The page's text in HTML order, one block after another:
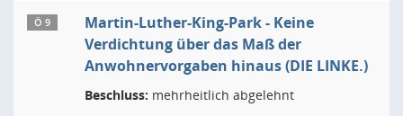
Ö 9
Martin-Luther-King-Park - Keine
Verdichtung über das Maß der
Anwohnervorgaben hinaus (DIE LINKE.)
Beschluss: mehrheitlich abgelehnt